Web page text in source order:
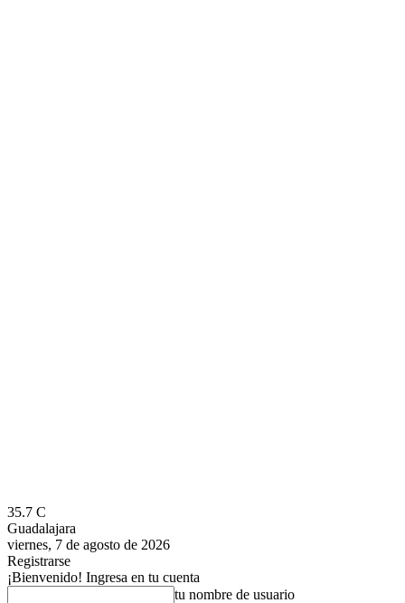
35.7 C
Guadalajara
viernes, 7 de agosto de 2026
Registrarse
¡Bienvenido! Ingresa en tu cuenta
tu nombre de usuario